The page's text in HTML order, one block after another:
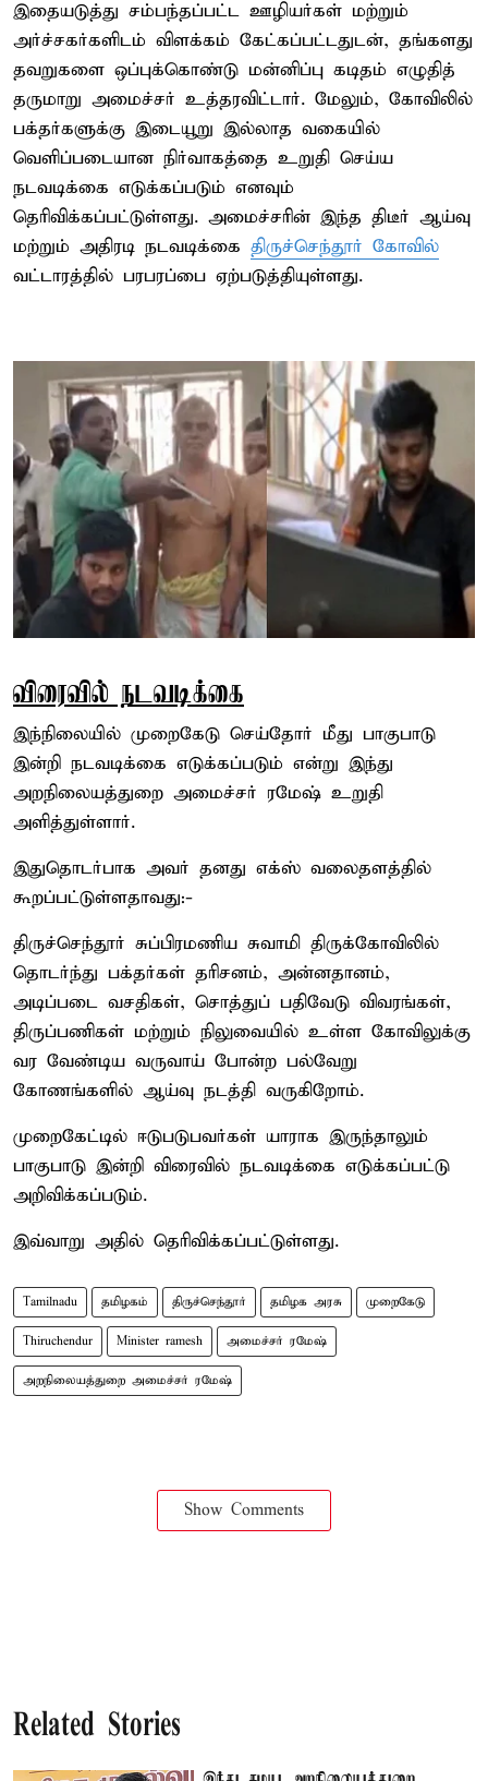
இதையடுத்து சம்பந்தப்பட்ட ஊழியர்கள் மற்றும்
அர்ச்சகர்களிடம் விளக்கம் கேட்கப்பட்டதுடன், தங்களது
தவறுகளை ஒப்புக்கொண்டு மன்னிப்பு கடிதம் எழுதித்
தருமாறு அமைச்சர் உத்தரவிட்டார். மேலும், கோவிலில்
பக்தர்களுக்கு இடையூறு இல்லாத வகையில்
வெளிப்படையான நிர்வாகத்தை உறுதி செய்ய
நடவடிக்கை எடுக்கப்படும் எனவும்
தெரிவிக்கப்பட்டுள்ளது. அமைச்சரின் இந்த திடீர் ஆய்வு
மற்றும் அதிரடி நடவடிக்கை திருச்செந்தூர் கோவில்
வட்டாரத்தில் பரபரப்பை ஏற்படுத்தியுள்ளது.
விரைவில் நடவடிக்கை
இந்நிலையில் முறைகேடு செய்தோர் மீது பாகுபாடு
இன்றி நடவடிக்கை எடுக்கப்படும் என்று இந்து
அறநிலையத்துறை அமைச்சர் ரமேஷ் உறுதி
அளித்துள்ளார்.
இதுதொடர்பாக அவர் தனது எக்ஸ் வலைதளத்தில்
கூறப்பட்டுள்ளதாவது:-
திருச்செந்தூர் சுப்பிரமணிய சுவாமி திருக்கோவிலில்
தொடர்ந்து பக்தர்கள் தரிசனம், அன்னதானம்,
அடிப்படை வசதிகள், சொத்துப் பதிவேடு விவரங்கள்,
திருப்பணிகள் மற்றும் நிலுவையில் உள்ள கோவிலுக்கு
வர வேண்டிய வருவாய் போன்ற பல்வேறு
கோணங்களில் ஆய்வு நடத்தி வருகிறோம்.
முறைகேட்டில் ஈடுபடுபவர்கள் யாராக இருந்தாலும்
பாகுபாடு இன்றி விரைவில் நடவடிக்கை எடுக்கப்பட்டு
அறிவிக்கப்படும்.
இவ்வாறு அதில் தெரிவிக்கப்பட்டுள்ளது.
Tamilnadu தமிழகம் திருச்செந்தூர் தமிழக அரசு முறைகேடு
Thiruchendur Minister ramesh அமைச்சர் ரமேஷ்
அறநிலையத்துறை அமைச்சர் ரமேஷ்
Show Comments
Related Stories